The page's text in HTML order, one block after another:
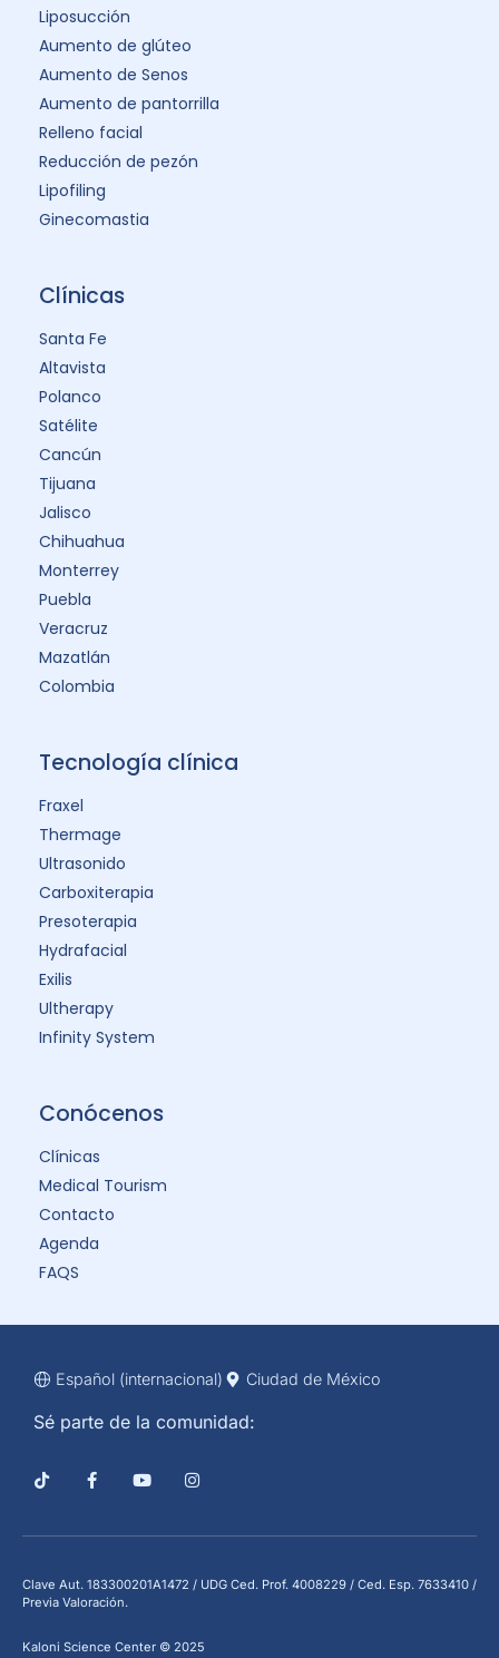
Liposucción
Aumento de glúteo
Aumento de Senos
Aumento de pantorrilla
Relleno facial
Reducción de pezón
Lipofiling
Ginecomastia
Clínicas
Santa Fe
Altavista
Polanco
Satélite
Cancún
Tijuana
Jalisco
Chihuahua
Monterrey
Puebla
Veracruz
Mazatlán
Colombia
Tecnología clínica
Fraxel
Thermage
Ultrasonido
Carboxiterapia
Presoterapia
Hydrafacial
Exilis
Ultherapy
Infinity System
Conócenos
Clínicas
Medical Tourism
Contacto
Agenda
FAQS
Español (internacional) Ciudad de México
Sé parte de la comunidad:
Clave Aut. 183300201A1472 / UDG Ced. Prof. 4008229 / Ced. Esp. 7633410 /
Previa Valoración.
Kaloni Science Center © 2025